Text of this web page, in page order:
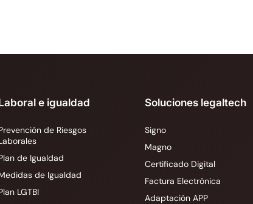
e igualdad
de Riesgos
de Igualdad
de Igualdad
LGTBI
Soluciones legaltech
Signo
Magno
Certificado Digital
Factura Electrónica
Adaptación APP